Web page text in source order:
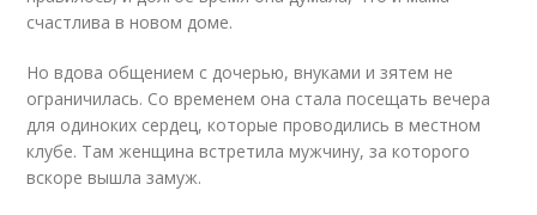
счастлива в новом доме.
Но вдова общением с дочерью, внуками и зятем не
ограничилась. Со временем она стала посещать вечера
для одиноких сердец, которые проводились в местном
клубе. Там женщина встретила мужчину, за которого
вскоре вышла замуж.